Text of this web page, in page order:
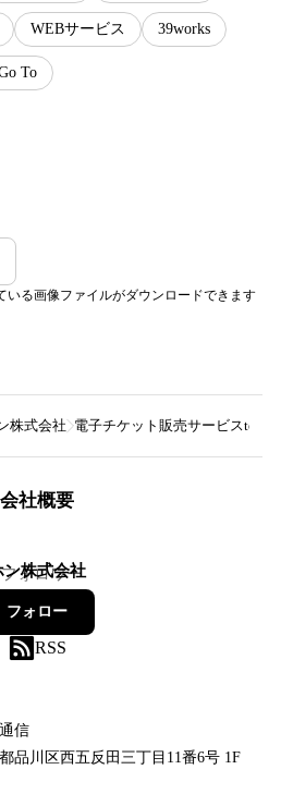
WEBサービス 39works
To
いる画像ファイルがダウンロードできます
株式会社 電子チケット販売サービス
会社概要
ン株式会社
フォロワー
フォロー
RSS
信
品川区西五反田三丁目11番6号 1F